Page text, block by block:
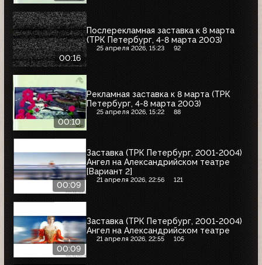
00:16
Послерекламная заставка к 8 марта
(ТРК Петербург, 4-8 марта 2003)
25 апреля 2026, 15:23 92
00:10
Рекламная заставка к 8 марта (ТРК
Петербург, 4-8 марта 2003)
25 апреля 2026, 15:22 88
00:09
Заставка (ТРК Петербург, 2001-2004)
Ангел на Александрийском театре
[Вариант 2]
21 апреля 2026, 22:56 121
00:09
Заставка (ТРК Петербург, 2001-2004)
Ангел на Александрийском театре
21 апреля 2026, 22:55 105